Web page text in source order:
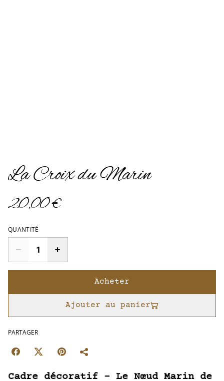
La Croix du Marin
20,00 €
QUANTITÉ
Acheter
Ajouter au panier
PARTAGER
Cadre décoratif – Le Nœud Marin de